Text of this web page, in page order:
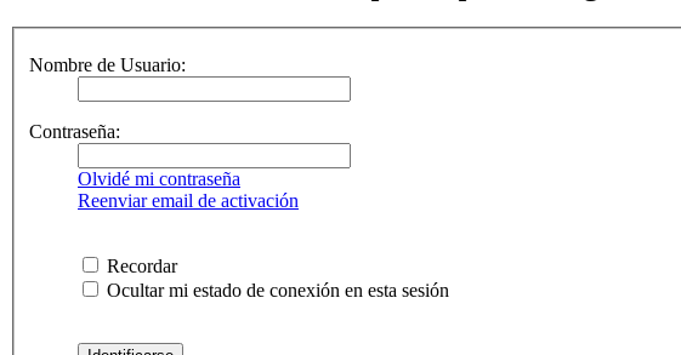
Nombre de Usuario:
Contraseña:
Olvidé mi contraseña
Reenviar email de activación
Recordar
Ocultar mi estado de conexión en esta sesión